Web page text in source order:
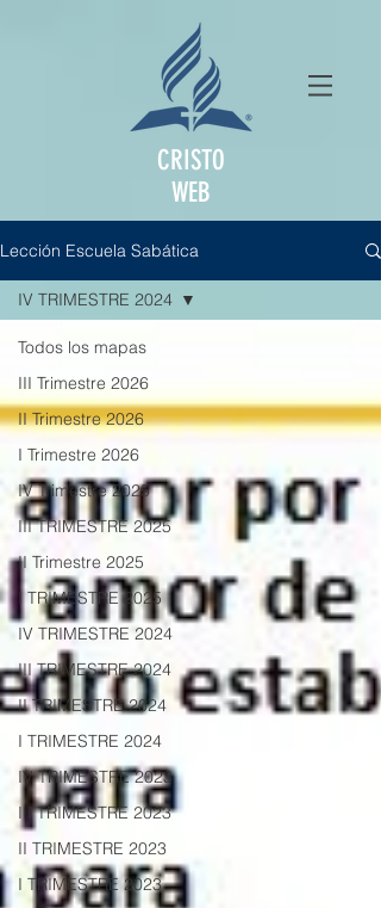
CRISTO
WEB
Lección Escuela Sabática
Todos los mapas
III Trimestre 2026
II Trimestre 2026
I Trimestre 2026
IV Trimestre 2025
III TRIMESTRE 2025
II Trimestre 2025
I TRIMESTRE 2025
IV TRIMESTRE 2024
III TRIMESTRE 2024
II TRIMESTRE 2024
I TRIMESTRE 2024
IV TRIMESTRE 2023
III TRIMESTRE 2023
II TRIMESTRE 2023
I TRIMESTRE 2023
IV TRIMESTRE 2024